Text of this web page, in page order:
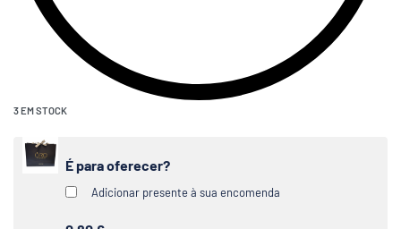
3 EM STOCK
É para oferecer?
Adicionar presente à sua encomenda